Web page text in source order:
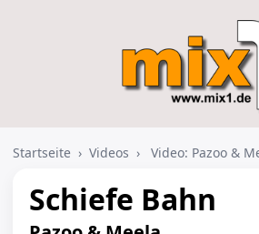
Startseite › Videos › Video: Pazoo &
Schiefe Bahn